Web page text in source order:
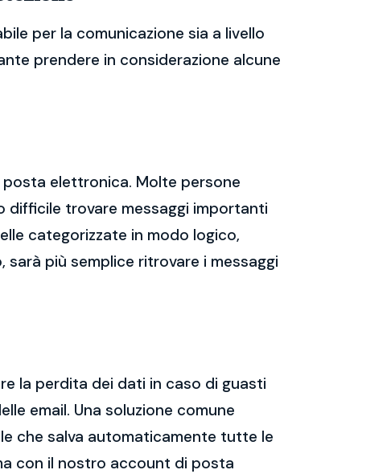
per la comunicazione sia a livello
prendere in considerazione alcune
posta elettronica. Molte persone
difficile trovare messaggi importanti
categorizzate in modo logico,
sarà più semplice ritrovare i messaggi
la perdita dei dati in caso di guasti
email. Una soluzione comune
che salva automaticamente tutte le
con il nostro account di posta